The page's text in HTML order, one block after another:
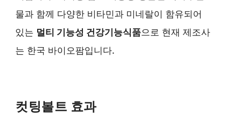
물과 함께 다양한 비타민과 미네랄이 함유되어
있는 멀티 기능성 건강기능식품으로 현재 제조사
는 한국 바이오팜입니다.
컷팅볼트 효과